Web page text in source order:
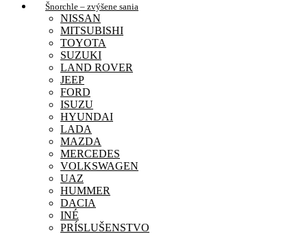
Šnorchle – zvýšene sania
NISSAN
MITSUBISHI
TOYOTA
SUZUKI
LAND ROVER
JEEP
FORD
ISUZU
HYUNDAI
LADA
MAZDA
MERCEDES
VOLKSWAGEN
UAZ
HUMMER
DACIA
INÉ
PRÍSLUŠENSTVO